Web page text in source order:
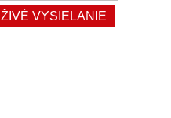
ŽIVÉ VYSIELANIE